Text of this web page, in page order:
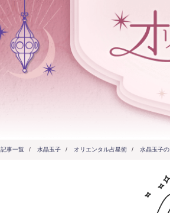
記事一覧 / 水晶玉子 / オリエンタル占星術 / 水晶玉子